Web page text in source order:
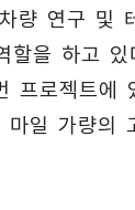
구 및 테
할을 하고
프로젝트
일 가량의